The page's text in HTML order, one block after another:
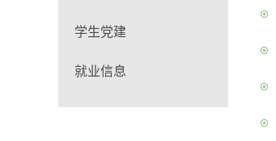
学生党建
就业信息